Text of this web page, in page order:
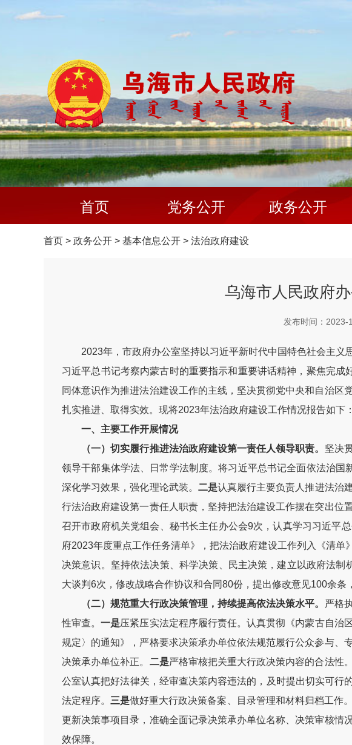
首页 党务公开 政务公开
首页 > 政务公开 > 基本信息公开 > 法治政府建设
乌海市人民政府
发布时间：2023-
2023年，市政府办公室坚持以习近平新时代中国特色社会主义
习近平总书记考察内蒙古时的重要指示和重要讲话精神，聚焦完
同体意识作为推进法治建设工作的主线，坚决贯彻党中央和自治
扎实推进、取得实效。现将2023年法治政府建设工作情况报告如下：
一、主要工作开展情况
（一）切实履行推进法治政府建设第一责任人领导职责。 坚决
领导干部集体学法、日常学法制度。将习近平总书记全面依法治国
深化学习效果，强化理论武装。 二是认真履行主要负责人推进法治
行法治政府建设第一责任人职责，坚持把法治建设工作摆在突出
召开市政府机关党组会、秘书长主任办公会9次，认真学习习近平
府2023年度重点工作任务清单》，把法治政府建设工作列入《清
决策意识。坚持依法决策、科学决策、民主决策，建立以政府法
大谈判6次，修改战略合作协议和合同80份，提出修改意见100余
（二）规范重大行政决策管理，持续提高依法决策水平。 严格
性审查。一是压紧压实法定程序履行责任。认真贯彻《内蒙古自治
规定〉的通知》，严格要求决策承办单位依法规范履行公众参与、
决策承办单位补正。 二是严格审核把关重大行政决策内容的合法性
公室认真把好法律关，经审查决策内容违法的，及时提出切实可
法定程序。 三是做好重大行政决策备案、目录管理和材料归档工作
更新决策事项目录，准确全面记录决策承办单位名称、决策审核
效保障。